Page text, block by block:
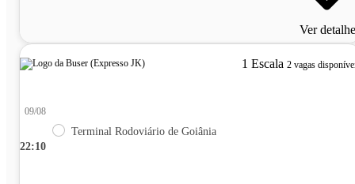
Ver
1 Escala 2 vagas
22:10
09/08
Terminal Rodoviário de Goiânia